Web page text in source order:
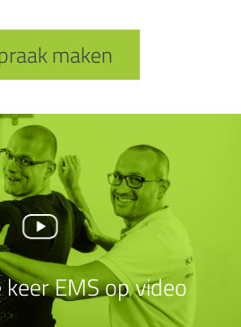
maken
EMS op video